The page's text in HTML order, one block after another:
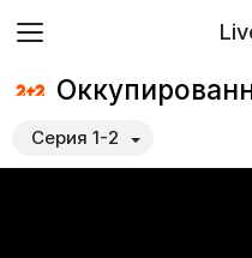
Серия 1-2